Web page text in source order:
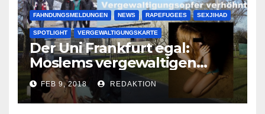
FAHNDUNGSMELDUNGEN NEWS RAPEFUGEES SEXJIHAD
SPOTLIGHT VERGEWALTIGUNGSKARTE
Der Uni Frankfurt egal:
Moslems vergewaltigen
deutsche Studentinnen auf
Uni-Campus
FEB 9, 2018 REDAKTION